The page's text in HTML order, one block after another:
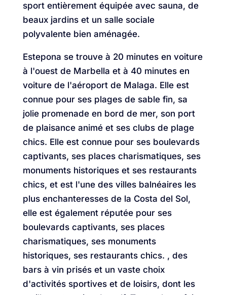
sport entièrement équipée avec sauna, de
beaux jardins et un salle sociale
polyvalente bien aménagée.
Estepona se trouve à 20 minutes en voiture
à l'ouest de Marbella et à 40 minutes en
voiture de l'aéroport de Malaga. Elle est
connue pour ses plages de sable fin, sa
jolie promenade en bord de mer, son port
de plaisance animé et ses clubs de plage
chics. Elle est connue pour ses boulevards
captivants, ses places charismatiques, ses
monuments historiques et ses restaurants
chics, et est l'une des villes balnéaires les
plus enchanteresses de la Costa del Sol,
elle est également réputée pour ses
boulevards captivants, ses places
charismatiques, ses monuments
historiques, ses restaurants chics. , des
bars à vin prisés et un vaste choix
d'activités sportives et de loisirs, dont les